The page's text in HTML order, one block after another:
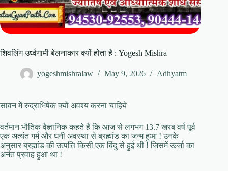
शिवलिंग उर्ध्वगामी बेलनाकार क्यों होता है : Yogesh Mishra
yogeshmishralaw May 9, 2026 Adhyatm
सावन में रुद्राभिषेक क्यों अवश्य करना चाहिये
वर्तमान भौतिक वैज्ञानिक कहते है कि आज से लगभग 13.7 खरब वर्ष पूर्व
एक अत्यंत गर्म और घनी अवस्था से ब्रह्मांड का जन्म हुआ ! उनके
अनुसार ब्रह्मांड की उत्पत्ति किसी एक बिंदु से हुई थी ! जिसमें ऊर्जा का
अनंत प्रवाह हुआ था !